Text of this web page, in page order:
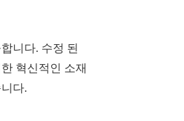
니다. 수정 된
혁신적인 소재
다.